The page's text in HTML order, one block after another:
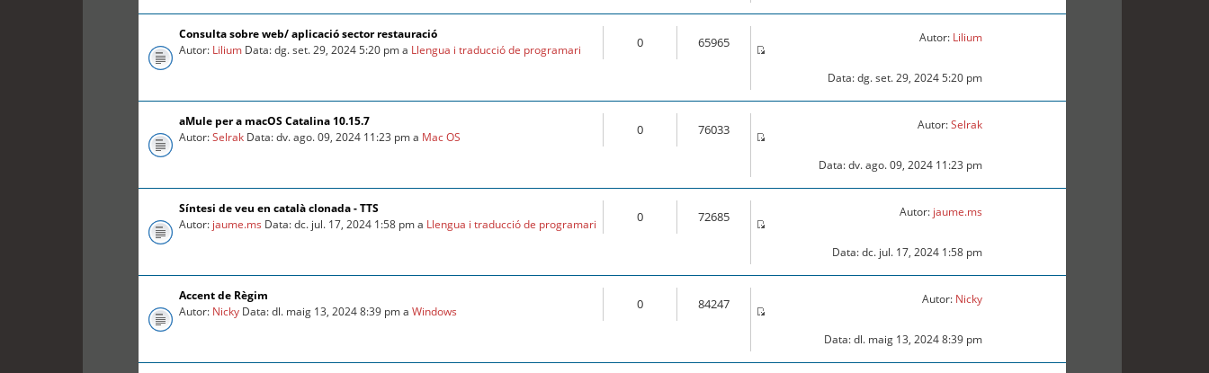
Consulta sobre web/ aplicació sector restauració
Autor: Lilium Data: dg. set. 29, 2024 5:20 pm a Llengua i traducció de programari 0 65965 Autor: Lilium
Data: dg. set. 29, 2024 5:20 pm
aMule per a macOS Catalina 10.15.7
Autor:Selrak Data: dv. ago. 09, 2024 11:23 pm a Mac OS 0 76033 Autor:Selrak
Data: dv. ago. 09, 2024 11:23 pm
Síntesi de veu en català clonada - TTS
Autor: jaume.ms Data: dc. jul. 17, 2024 1:58 pm a Llengua i traducció de programari 0 72685 Autor: jaume.ms
Data: dc. jul. 17, 2024 1:58 pm
Accent de Règim
Autor: Nicky Data: dl. maig 13, 2024 8:39 pm aWindows 0 84247 Autor: Nicky
Data: dl. maig 13, 2024 8:39 pm